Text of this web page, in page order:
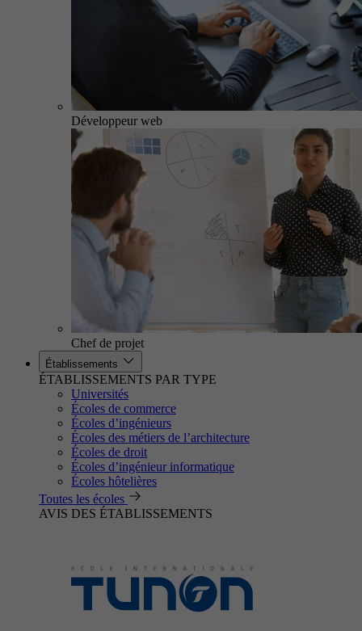
Développeur web
Chef de projet
Établissements
ÉTABLISSEMENTS PAR TYPE
Universités
Écoles de commerce
Écoles d’ingénieurs
Écoles des métiers de l’architecture
Écoles de droit
Écoles d’ingénieur informatique
Écoles hôtelières
Toutes les écoles
AVIS DES ÉTABLISSEMENTS